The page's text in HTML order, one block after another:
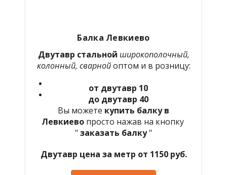
Балка Левкиево
Двутавр стальной широкополочный,
колонный, сварнойоптом и в розницу:
от двутавр 10
до двутавр 40
Вы можете купить балку в
Левкиево просто нажав на кнопку
" заказать балку"
Двутавр цена за метр от 1150 руб.